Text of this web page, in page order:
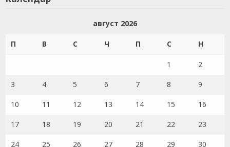
август 2026
П В С Ч П С Н
1 2
3 4 5 6 7 8 9
10 11 12 13 14 15 16
17 18 19 20 21 22 23
24 25 26 27 28 29 30